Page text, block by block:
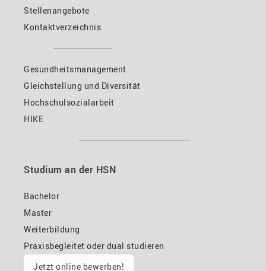
Stellenangebote
Kontaktverzeichnis
Gesundheitsmanagement
Gleichstellung und Diversität
Hochschulsozialarbeit
HIKE
Studium an der HSN
Bachelor
Master
Weiterbildung
Praxisbegleitet oder dual studieren
Jetzt online bewerben!